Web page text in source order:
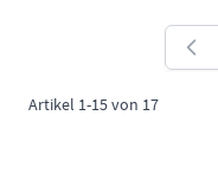
Artikel 1-15von 17